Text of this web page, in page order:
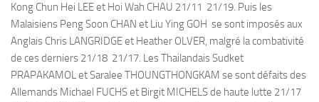
Kong Chun Hei LEE et Hoi Wah CHAU 21/11 21/19. Puis les
Malaisiens Peng Soon CHAN et Liu Ying GOH se sont imposés aux
Anglais Chris LANGRIDGE et Heather OLVER, malgré la combativité
de ces derniers 21/18 21/17. Les Thailandais Sudket
PRAPAKAMOL et Saralee THOUNGTHONGKAM se sont défaits des
Allemands Michael FUCHS et Birgit MICHELS de haute lutte 21/17